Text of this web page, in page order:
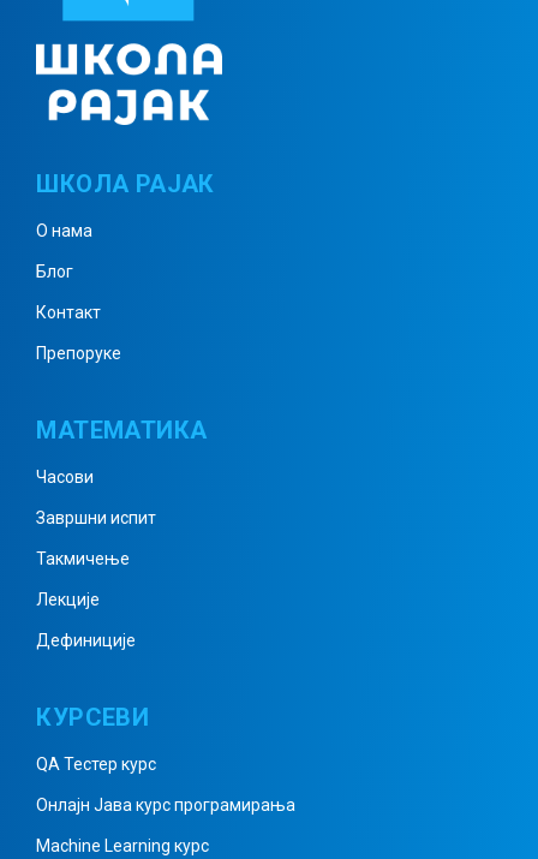
Призма 1
Призма примери 1
Призма примери 5
Пирамида 2
ШКОЛА РАЈАК
О нама
Блог
Контакт
Препоруке
МАТЕМАТИКА
Часови
Завршни испит
Такмичење
Лекције
Дефиниције
КУРСЕВИ
QA Тестер курс
Онлајн Јава курс програмирања
Machine Learning курс